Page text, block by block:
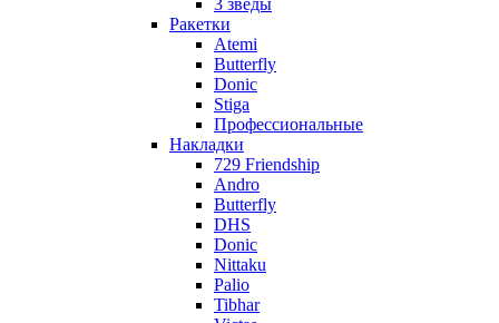
3 зведы
Ракетки
Atemi
Butterfly
Donic
Stiga
Профессиональные
Накладки
729 Friendship
Andro
Butterfly
DHS
Donic
Nittaku
Palio
Tibhar